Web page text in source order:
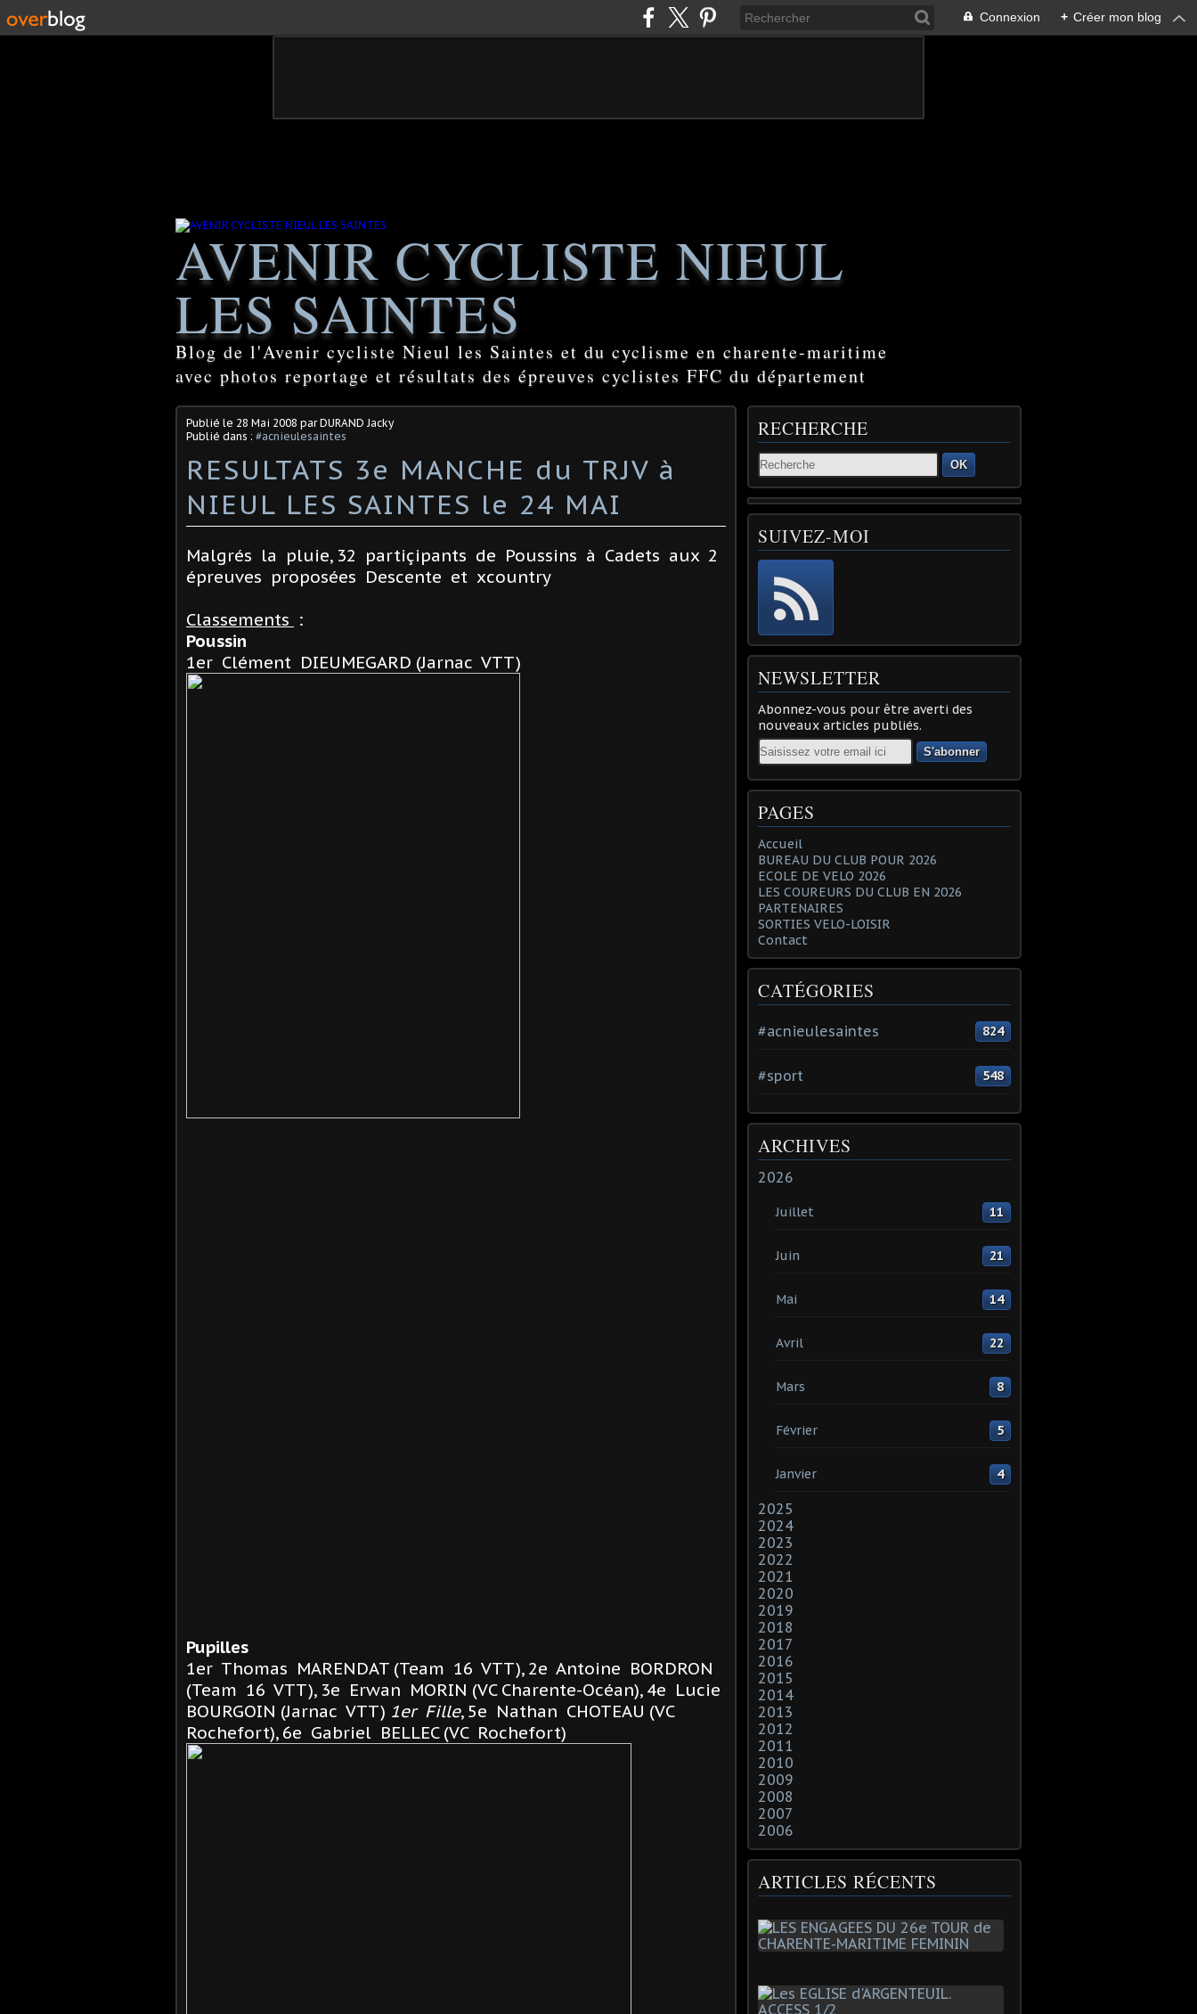
Connexion + Créer mon blog
AVENIR CYCLISTE NIEUL
LES SAINTES
Blog de l'Avenir cycliste Nieul les Saintes et du cyclisme en charente-maritime
avec photos reportage et résultats des épreuves cyclistes FFC du département
Publié le 28 Mai 2008 par DURAND Jacky
Publié dans : #acnieulesaintes
RESULTATS 3e MANCHE du TRJV à
NIEUL LES SAINTES le 24 MAI
Malgrés la pluie, 32 partiçipants de Poussins à Cadets aux 2
épreuves proposées Descente et xcountry
Classements :
Poussin
1er Clément DIEUMEGARD (Jarnac VTT)
Pupilles
1er Thomas MARENDAT (Team 16 VTT), 2e Antoine BORDRON
(Team 16 VTT), 3e Erwan MORIN (VC Charente-Océan), 4e Lucie
BOURGOIN (Jarnac VTT) 1er Fille, 5e Nathan CHOTEAU (VC
Rochefort), 6e Gabriel BELLEC (VC Rochefort)
RECHERCHE
OK
SUIVEZ-MOI
NEWSLETTER
Abonnez-vous pour être averti des
nouveaux articles publiés.
Email
PAGES
Accueil
BUREAU DU CLUB POUR 2026
ECOLE DE VELO 2026
LES COUREURS DU CLUB EN 2026
PARTENAIRES
SORTIES VELO-LOISIR
Contact
CATÉGORIES
#acnieulesaintes 824
#sport 548
ARCHIVES
2026
Juillet 11
Juin 21
Mai 14
Avril 22
Mars 8
Février 5
Janvier 4
2025
2024
2023
2022
2021
2020
2019
2018
2017
2016
2015
2014
2013
2012
2011
2010
2009
2008
2007
2006
ARTICLES RÉCENTS